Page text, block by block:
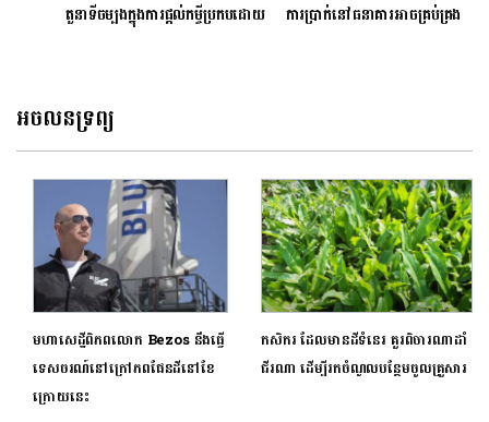
តួនាទីចម្បងក្នុងការផ្តល់កម្ចីប្រកបដោយ
ការប្រាក់នៅធនាគារអាចគ្រប់គ្រង
អចលនទ្រព្យ
មហាសេដ្ឋីពិភពលោក Bezos នឹងធ្វើ
ទេសចរណ៍នៅក្រៅភពផែនដីនៅខែ
ក្រោយនេះ
កសិករ ដែលមានដីទំនេរ គួរពិចារណាដាំ
ជីរណា ដើម្បីរកចំណូលបន្ថែមចូលគ្រួសារ​